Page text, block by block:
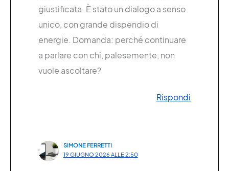
giustificata. È stato un dialogo a senso
unico, con grande dispendio di
energie. Domanda: perché continuare
a parlare con chi, palesemente, non
vuole ascoltare?
Rispondi
SIMONE FERRETTI
19 GIUGNO 2026 ALLE 2:50